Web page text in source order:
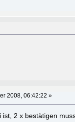
2008, 06:42:22 »
2 x bestätigen